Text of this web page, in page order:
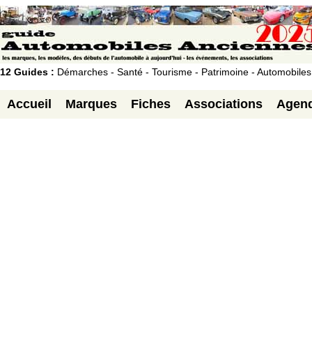
12 Guides : Démarches - Santé - Tourisme - Patrimoine - Automobiles
Accueil Marques Fiches Associations